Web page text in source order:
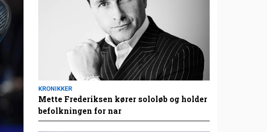
KRONIKKER
Mette Frederiksen kører sololøb og holder
befolkningen for nar